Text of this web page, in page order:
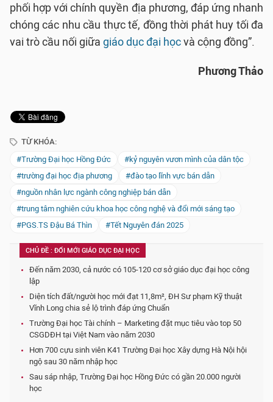
phối hợp với chính quyền địa phương, đáp ứng nhanh
chóng các nhu cầu thực tế, đồng thời phát huy tối đa
vai trò cầu nối giữa giáo dục đại họcvà cộng đồng”.
Phương Thảo
TỪ KHÓA:
#Trường Đại học Hồng Đức
#kỷ nguyên vươn mình của dân tộc
#trường đại học địa phương
#đào tạo lĩnh vực bán dẫn
#nguồn nhân lực ngành công nghiệp bán dẫn
#trung tâm nghiên cứu khoa học công nghệ và đổi mới sáng tạo
#PGS.TS Đậu Bá Thìn
#Tết Nguyên đán 2025
CHỦ ĐỀ : ĐỔI MỚI GIÁO DỤC ĐẠI HỌC
Đến năm 2030, cả nước có 105-120 cơ sở giáo dục đại học công
lập
Diện tích đất/người học mới đạt 11,8m², ĐH Sư phạm Kỹ thuật
Vĩnh Long chia sẻ lộ trình đáp ứng Chuẩn
Trường Đại học Tài chính – Marketing đặt mục tiêu vào top 50
CSGDĐH tại Việt Nam vào năm 2030
Hơn 700 cựu sinh viên K41 Trường Đại học Xây dựng Hà Nội hội
ngộ sau 30 năm nhập học
Sau sáp nhập, Trường Đại học Hồng Đức có gần 20.000 người
học